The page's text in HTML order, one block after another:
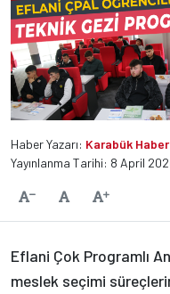
Haber Yazarı: Karabük
Yayınlanma Tarihi: 8 April
Yazıyı KüçültVarsayılanYazıyı Büyüt
Eflani Çok Programlı
meslek seçimi